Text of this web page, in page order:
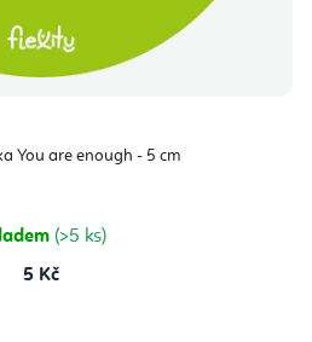
You are enough - 5 cm
(>5 ks)
5 Kč